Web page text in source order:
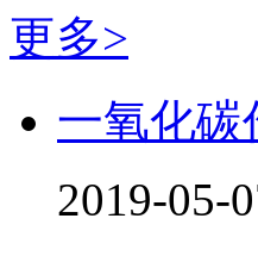
更多>
一氧化碳
2019-05-